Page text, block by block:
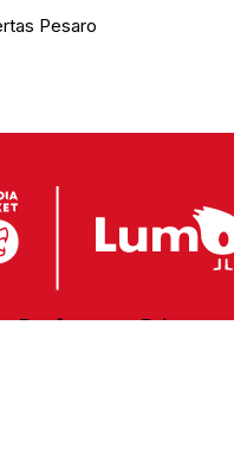
Pesaro
Preferenze Privacy